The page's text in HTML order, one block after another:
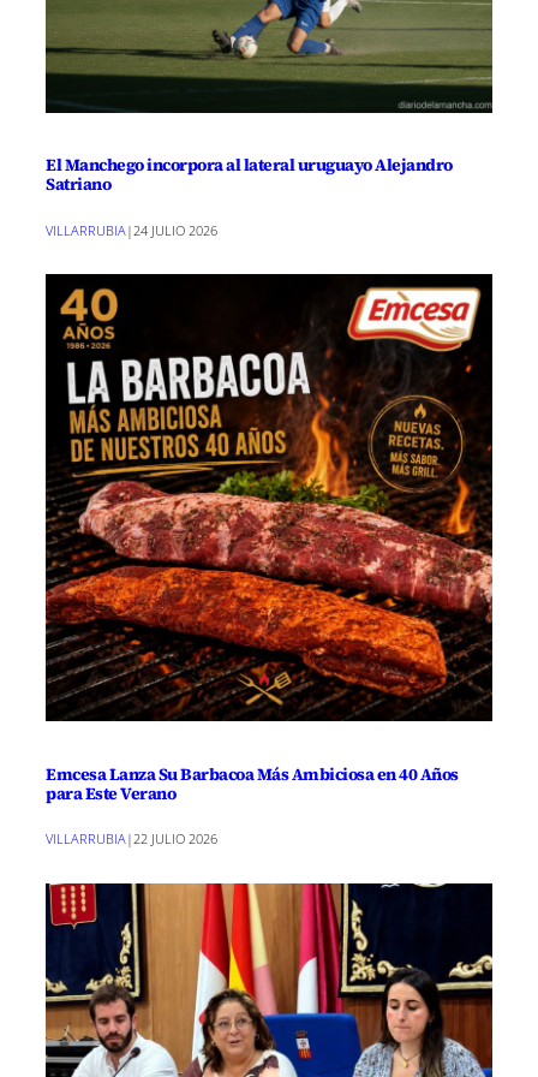
El Manchego incorpora al lateral uruguayo Alejandro
Satriano
VILLARRUBIA | 24 JULIO 2026
Emcesa Lanza Su Barbacoa Más Ambiciosa en 40 Años
para Este Verano
VILLARRUBIA|22 JULIO 2026